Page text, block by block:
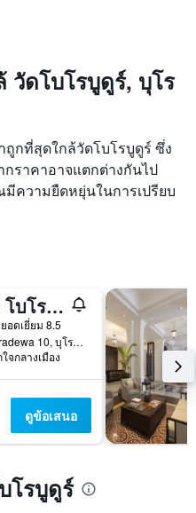
วัดโบโรบูดูร์, บุโร
กที่สุดใกล้วัดโบโรบูดูร์ ซึ่ง
กราคาอาจแตกต่างกันไป
ความยืดหยุ่นในการเปรียบ
สรัสวตี โบโรบูดูร์
ยอดเยี่ยม 8.5
Jl. Balaputradewa 10, บุโรพุทโธ, อินโดนีเซีย
จกลางเมือง
ดูข้อเสนอ
โรบูดูร์